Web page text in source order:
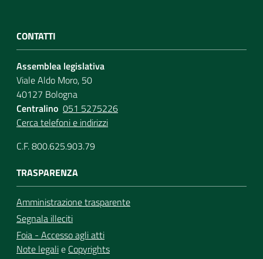
CONTATTI
Assemblea legislativa
Viale Aldo Moro, 50
40127 Bologna
Centralino 051 5275226
Cerca telefoni e indirizzi
C.F. 800.625.903.79
TRASPARENZA
Amministrazione trasparente
Segnala illeciti
Foia - Accesso agli atti
Note legalie Copyrights